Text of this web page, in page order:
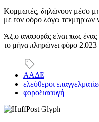
Κομμωτές, δηλώνουν μέσο
με τον φόρο λόγω τεκμηρίων
Άξιο αναφοράς είναι πως
το μήνα πληρώνει φόρο 2.023
ΑΑΔΕ
ελεύθεροι
φοροδιαφυγή